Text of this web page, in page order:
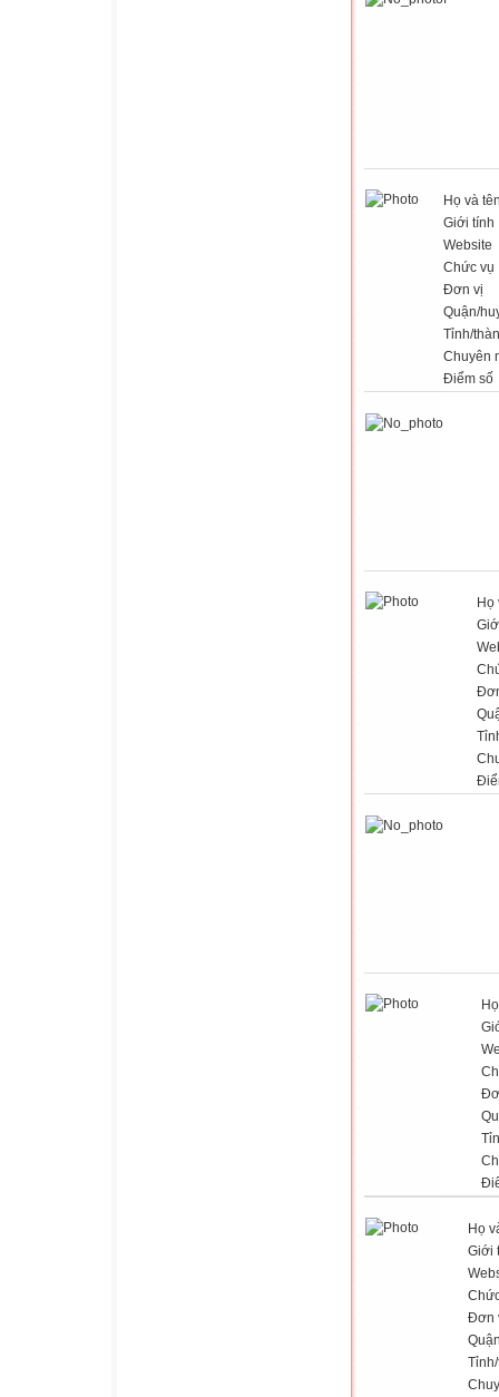
Họ và
Giới tính
Website
Chức vụ
Đơn vị
Quận/
Tỉnh/
Chuyên
Điểm số
Họ
Họ
Giới
Đơn